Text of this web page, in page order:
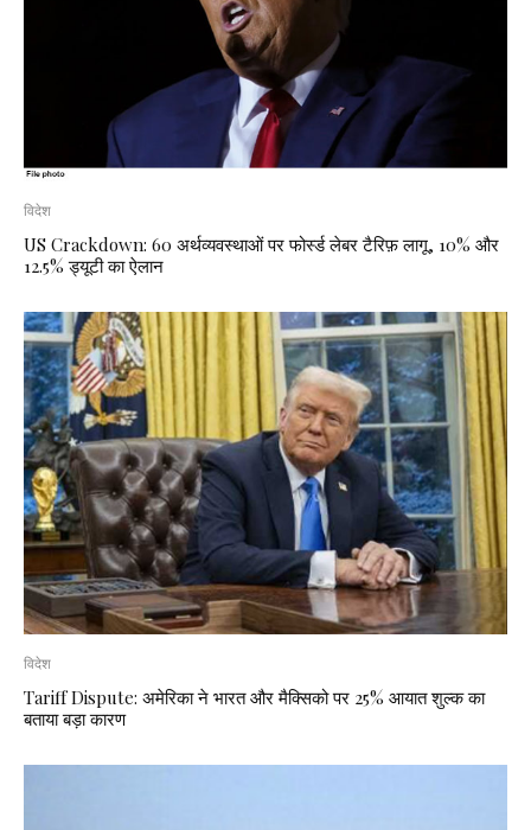
विदेश
US Crackdown: 60 अर्थव्यवस्थाओं पर फोर्स्ड लेबर टैरिफ़ लागू, 10% और
12.5% ड्यूटी का ऐलान
विदेश
Tariff Dispute: अमेरिका ने भारत और मैक्सिको पर 25% आयात शुल्क का
बताया बड़ा कारण